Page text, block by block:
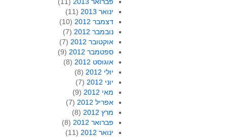
ינואר 2013
(11)
דצמבר 2012
(10)
נובמבר 2012
(7)
אוקטובר 2012
(7)
ספטמבר 2012
(9)
אוגוסט 2012
(8)
יולי 2012
(8)
יוני 2012
(7)
מאי 2012
(9)
אפריל 2012
(7)
מרץ 2012
(8)
פברואר 2012
(8)
ינואר 2012
(11)